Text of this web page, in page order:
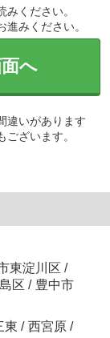
みください。
進みください。
へ
違いがあります
ざいます。
東淀川区 /
区 / 豊中市
東 / 西宮原 /